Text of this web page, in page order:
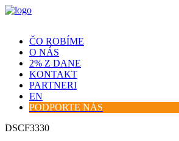
ČO ROBÍME
O NÁS
2% Z DANE
KONTAKT
PARTNERI
EN
PODPORTE NÁS
DSCF3330